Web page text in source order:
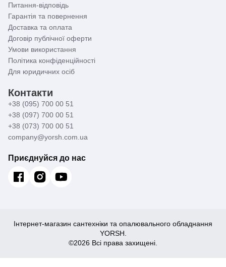
Питання-відповідь
Гарантія та повернення
Доставка та оплата
Договір публічної оферти
Умови використання
Політика конфіденційності
Для юридичних осіб
Контакти
+38 (095) 700 00 51
+38 (097) 700 00 51
+38 (073) 700 00 51
company@yorsh.com.ua
Приєднуйся до нас
Інтернет-магазин сантехніки та опалювального обладнання
YORSH.
©2026 Всі права захищені.